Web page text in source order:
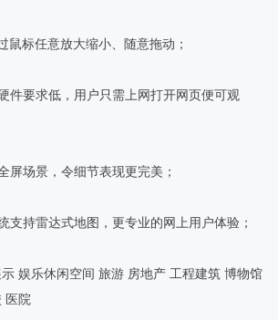
标任意放大缩小、随意拖动；
要求低，用户只需上网打开网页便可观
场景，令细节表现更完美；
持雷达式地图，更专业的网上用户体验；
娱乐休闲空间 旅游 房地产 工程建筑 博物馆
医院